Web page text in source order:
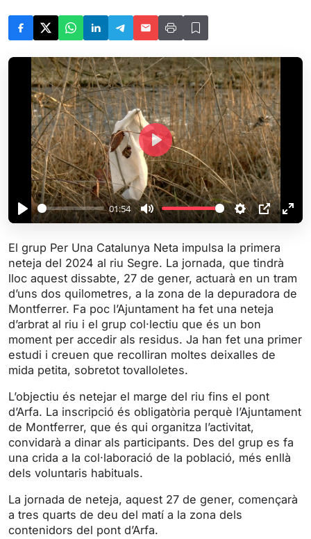
P
a
y
01:54
M
t
e
S
t
t
i
n
g
s
P
P
E
e
r
l
r
e
n
P
l
a
y
El grup Per Una Catalunya Neta impulsa la primera
neteja del 2024 al riu Segre. La jornada, que tindrà
lloc aquest dissabte, 27 de gener, actuarà en un tram
d’uns dos quilometres, a la zona de la depuradora de
Montferrer. Fa poc l’Ajuntament ha fet una neteja
d’arbrat al riu i el grup col·lectiu que és un bon
moment per accedir als residus. Ja han fet una primer
estudi i creuen que recolliran moltes deixalles de
mida petita, sobretot tovalloletes.
L’objectiu és netejar el marge del riu fins el pont
d’Arfa. La inscripció és obligatòria perquè l’Ajuntament
de Montferrer, que és qui organitza l’activitat,
convidarà a dinar als participants. Des del grup es fa
una crida a la col·laboració de la població, més enllà
dels voluntaris habituals.
La jornada de neteja, aquest 27 de gener, començarà
a tres quarts de deu del matí a la zona dels
contenidors del pont d’Arfa.